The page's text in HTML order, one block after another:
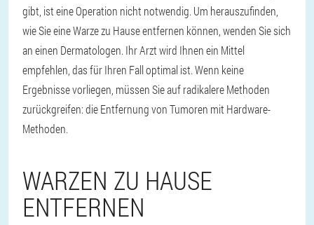
gibt, ist eine Operation nicht notwendig. Um herauszufinden,
wie Sie eine Warze zu Hause entfernen können, wenden Sie sich
an einen Dermatologen. Ihr Arzt wird Ihnen ein Mittel
empfehlen, das für Ihren Fall optimal ist. Wenn keine
Ergebnisse vorliegen, müssen Sie auf radikalere Methoden
zurückgreifen: die Entfernung von Tumoren mit Hardware-
Methoden.
WARZEN ZU HAUSE
ENTFERNEN